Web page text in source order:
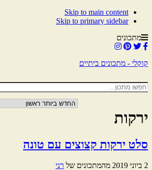
Skip to main content
Skip to primary sidebar
מתכונים
קוקלי - מתכונים ביתיים
ירקות
סלט ירקות קצוצים עם טונה
2 ביוני 2019 מהמתכונים של רני